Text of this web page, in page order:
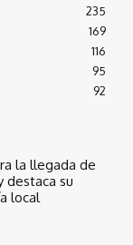
235
169
116
95
92
la llegada de
destaca su
local